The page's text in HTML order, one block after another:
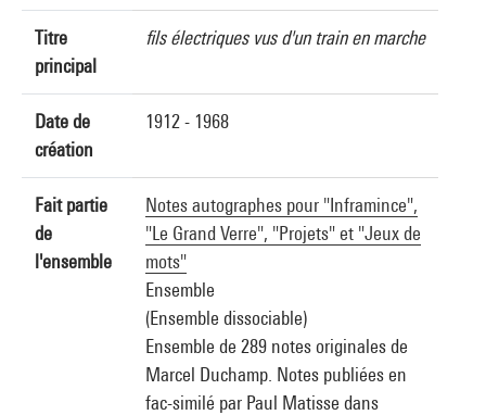
Titre
principal
fils électriques vus d'un train en marche
Date de
création
1912 - 1968
Fait partie
de
l'ensemble
Notes autographes pour "Inframince",
"Le Grand Verre", "Projets" et "Jeux de
mots"
Ensemble
(Ensemble dissociable)
Ensemble de 289 notes originales de
Marcel Duchamp. Notes publiées en
fac-similé par Paul Matisse dans